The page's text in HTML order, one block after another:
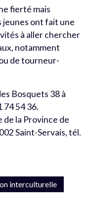
fierté mais
jeunes ont fait une
à aller chercher
notamment
de tourneur-
Bosquets 38 à
74 54 36.
la Province de
Saint-Servais, tél.
interculturelle